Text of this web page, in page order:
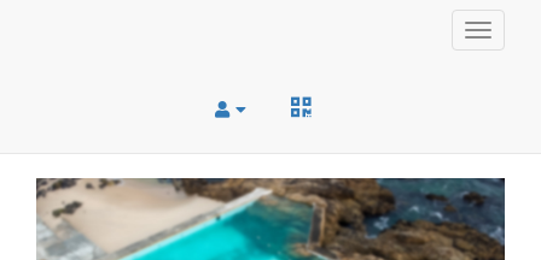
Toggle